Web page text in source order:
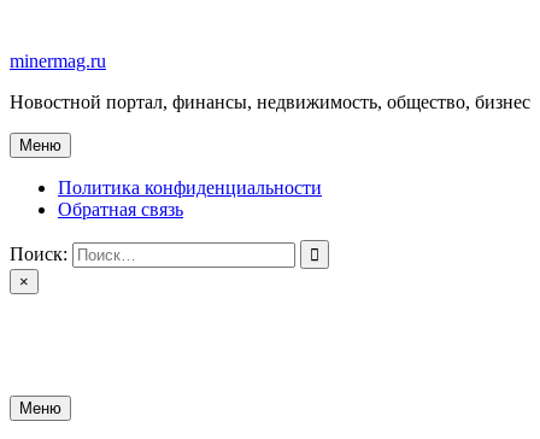
содержимому
minermag.ru
Новостной портал, финансы, недвижимость, общество, бизнес
Меню
Политика конфиденциальности
Обратная связь
Поиск:
×
Меню